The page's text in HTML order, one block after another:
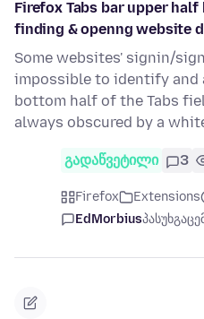
Firefox Tabs bar upper
finding & openng website
Some websites' signin/
impossible to identify and
bottom half of the Tabs
always obscured by a
გადაწვეტილი 3
Firefox Extensions
EdMorbius